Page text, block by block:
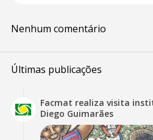
Nenhum comentário
Últimas publicações
Facmat realiza visita
Diego Guimarães